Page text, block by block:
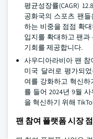
평균성장률(CAGR)
공화국의 스포츠 팬
하는 비중을 점점 확
입지를 확대하고 팬과
기회를 제공합니다.
사우디아라비아 팬 참
미국 달러로 평가되
여를 강화하고 혁신
를 들어 2024년 9월
을 혁신하기 위해
팬 참여 플랫폼 시장